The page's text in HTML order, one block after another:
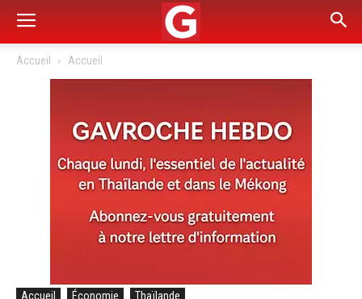
Accueil Accueil
Accueil Économie Thaïlande